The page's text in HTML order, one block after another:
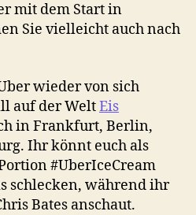
mit dem Start in
Sie vielleicht auch nach
wieder von sich
auf der WeltEis
in Frankfurt, Berlin,
Ihr könnt euch als
#UberIceCream
schlecken, während ihr
Bates anschaut.